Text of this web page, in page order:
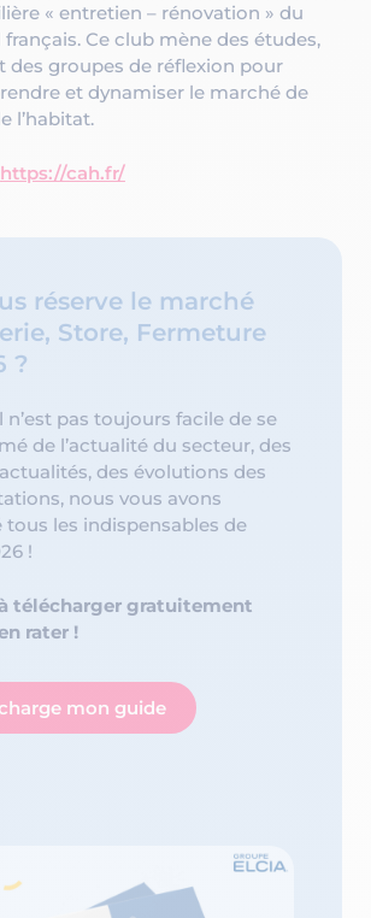
« entretien – rénovation » du
Ce club mène des études,
des groupes de réflexion pour
et dynamiser le marché de
l’habitat.
https://cah.fr/
réserve le marché
Store, Fermeture
?
n’est pas toujours facile de se
de l’actualité du secteur, des
des évolutions des
nous vous avons
tous les indispensables de
!
télécharger gratuitement
rater !
mon guide